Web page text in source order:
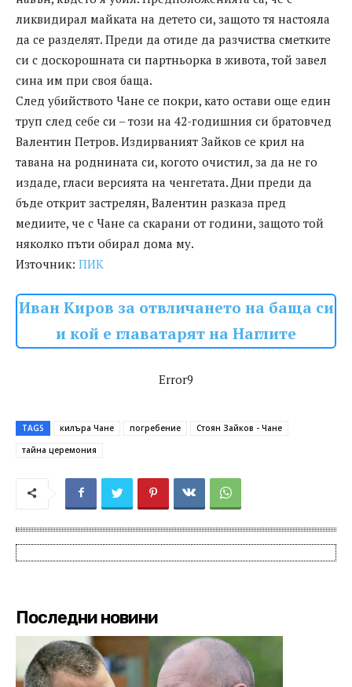
ликвидирал майката на детето си, защото тя настояла
да се разделят. Преди да отиде да разчиства сметките
си с доскорошната си партньорка в живота, той завел
сина им при своя баща.
След убийството Чане се покри, като остави още един
труп след себе си – този на 42-годишния си братовчед
Валентин Петров. Издирваният Зайков се крил на
тавана на роднината си, когото очистил, за да не го
издаде, гласи версията на ченгетата. Дни преди да
бъде открит застрелян, Валентин разказа пред
медиите, че с Чане са скарани от години, защото той
няколко пъти обирал дома му.
Източник: ПИК
Иван Киров за отвличането на баща си
и кой е главатарят на Наглите
Error9
TAGS килъра Чане погребение
Стоян Зайков - Чане
тайна церемония
Последни новини